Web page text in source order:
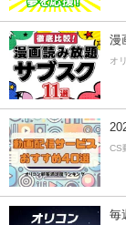
漫
オ
CS
毎